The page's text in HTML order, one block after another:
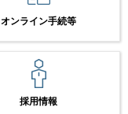
オンライン手続等
採用情報